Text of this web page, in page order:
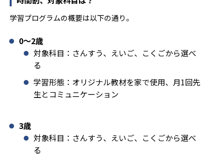
学習プログラムの概要は以下の通り。
0〜2歳
対象科目：さんすう、えいご、こくごから選べ
る
学習形態：オリジナル教材を家で使用、月1回先
生とコミュニケーション
3歳
対象科目：さんすう、えいご、こくごから選べ
る